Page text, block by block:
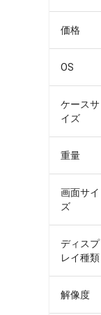
価格
OS
ケースサ
イズ
重量
画面サイ
ズ
ディスプ
レイ種類
解像度